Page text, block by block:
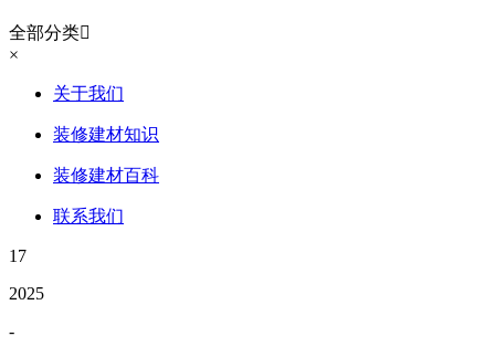
全部分类
×
关于我们
装修建材知识
装修建材百科
联系我们
17
2025
-